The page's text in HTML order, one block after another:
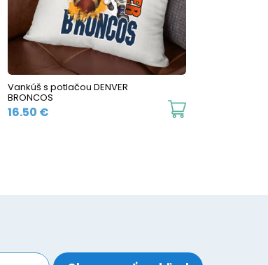
Vankúš s potlačou DENVER
BRONCOS
16.50 €